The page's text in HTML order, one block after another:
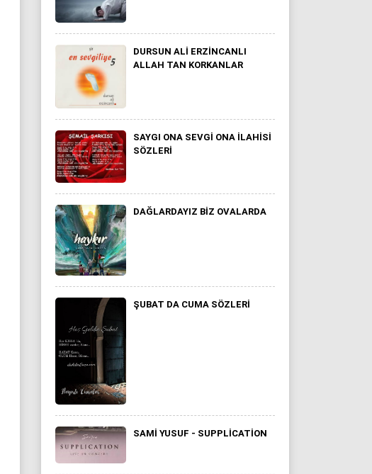
DURSUN ALI ERZINCANLI
ALLAH TAN KORKANLAR
SAYGI ONA SEVGI ONA ILAHISI
SÖZLERI
DAĞLARDAYIZ BIZ OVALARDA
ŞUBAT DA CUMA SÖZLERI
SAMI YUSUF - SUPPLICATION